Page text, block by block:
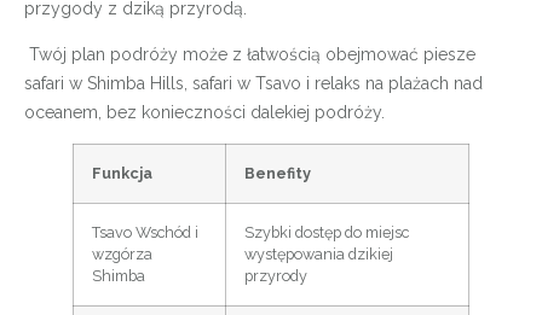
przygody z dziką przyrodą.
Twój plan podróży może z łatwością obejmować piesze
safari w Shimba Hills, safari w Tsavo i relaks na plażach nad
oceanem, bez konieczności dalekiej podróży.
Funkcja Benefity
Tsavo Wschód i
wzgórza
Shimba
Szybki dostęp do miejsc
występowania dzikiej
przyrody